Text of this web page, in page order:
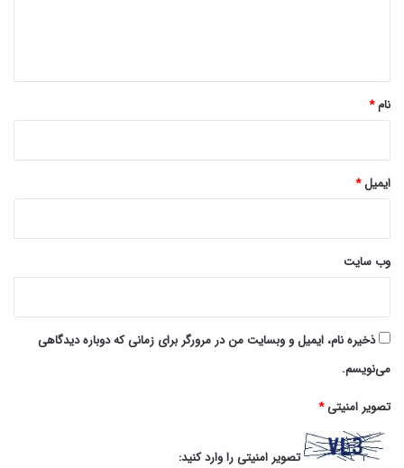
نام*
ایمیل*
وب‌ سایت
ذخیره نام، ایمیل و وبسایت من در مرورگر برای زمانی که دوباره دیدگاهی
می‌نویسم.
تصویر امنیتی*
تصویر امنیتی را وارد کنید: